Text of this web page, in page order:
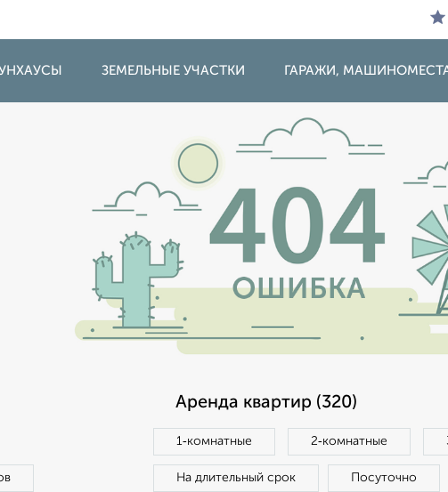
ЗЕМЕЛЬНЫЕ УЧАСТКИ ГАРАЖИ,
Аренда квартир (320)
1‑комнатные 2‑комнатные
На длительный срок Посуточно